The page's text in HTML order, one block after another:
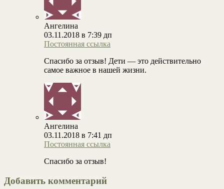
Ангелина
03.11.2018 в 7:39 дп
Постоянная ссылка
Спасибо за отзыв! Дети — это действительно
самое важное в нашей жизни.
Ангелина
03.11.2018 в 7:41 дп
Постоянная ссылка
Спасибо за отзыв!
Добавить комментарий